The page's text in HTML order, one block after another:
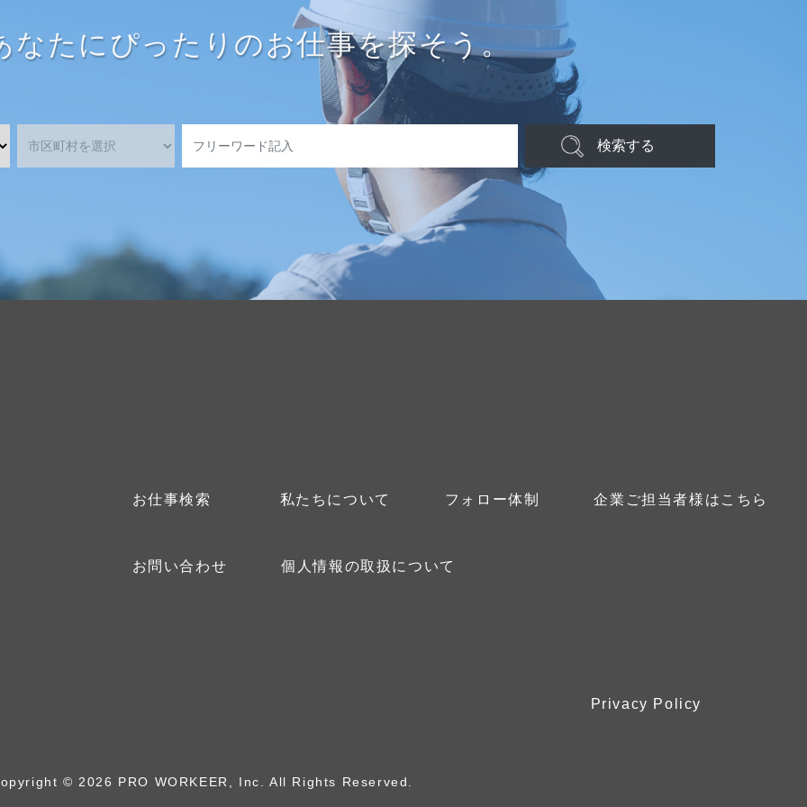
なたにぴったりのお仕事を探そう。
検索する
お仕事検索 私たちについて フォロー体制 企業ご担当者様はこちら
お問い合わせ 個人情報の取扱について
Privacy Policy
© 2026 PRO WORKEER, Inc. All Rights Reserved.